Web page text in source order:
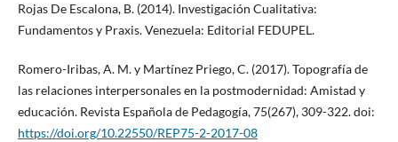
Rojas De Escalona, B. (2014). Investigación Cualitativa:
Fundamentos y Praxis. Venezuela: Editorial FEDUPEL.
Romero-Iribas, A. M. y Martínez Priego, C. (2017). Topografía de
las relaciones interpersonales en la postmodernidad: Amistad y
educación. Revista Española de Pedagogía, 75(267), 309-322. doi:
https://doi.org/10.22550/REP75-2-2017-08